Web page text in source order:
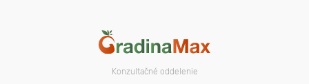
Konzultačné oddelenie